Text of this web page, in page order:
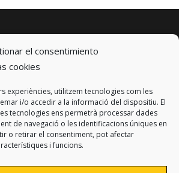
el consentimiento
cookies
experiències, utilitzem tecnologies com les
i/o accedir a la informació del dispositiu. El
tecnologies ens permetrà processar dades
de navegació o les identificacions úniques en
o retirar el consentiment, pot afectar
i funcions.
© 2023 km0 Energy
Carrer Baldrich 222-226
Terrassa, Barcelona
info@km0.energy